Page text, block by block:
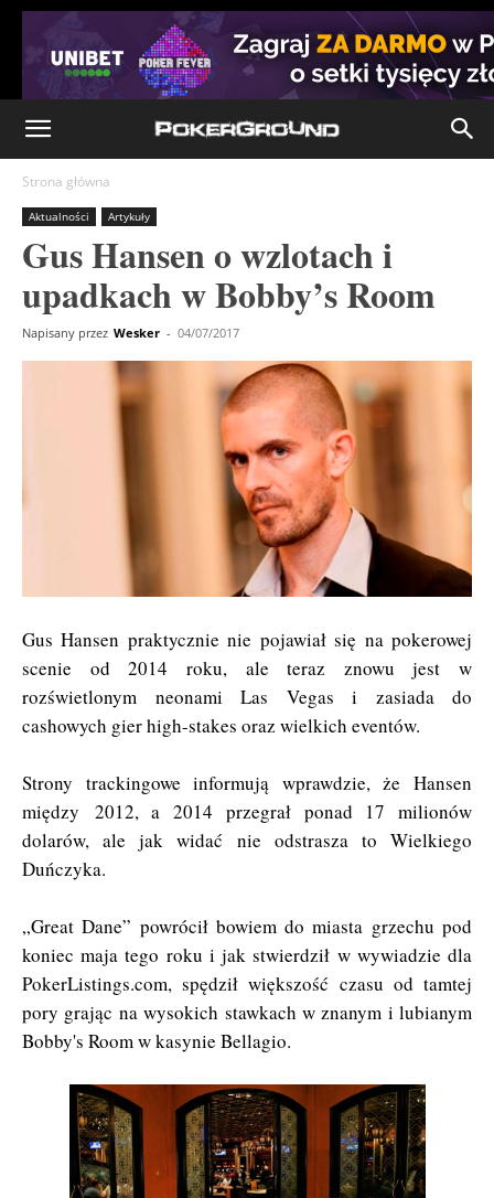
Strona główna
Aktualności Artykuły
Gus Hansen o wzlotach i
upadkach w Bobby’s Room
Napisany przez Wesker - 04/07/2017
Gus Hansen praktycznie nie pojawiał się na pokerowej
scenie od 2014 roku, ale teraz znowu jest w
rozświetlonym neonami Las Vegas i zasiada do
cashowych gier high-stakes oraz wielkich eventów.
Strony trackingowe informują wprawdzie, że Hansen
między 2012, a 2014 przegrał ponad 17 milionów
dolarów, ale jak widać nie odstrasza to Wielkiego
Duńczyka.
„Great Dane” powrócił bowiem do miasta grzechu pod
koniec maja tego roku i jak stwierdził w wywiadzie dla
PokerListings.com, spędził większość czasu od tamtej
pory grając na wysokich stawkach w znanym i lubianym
Bobby's Room w kasynie Bellagio.